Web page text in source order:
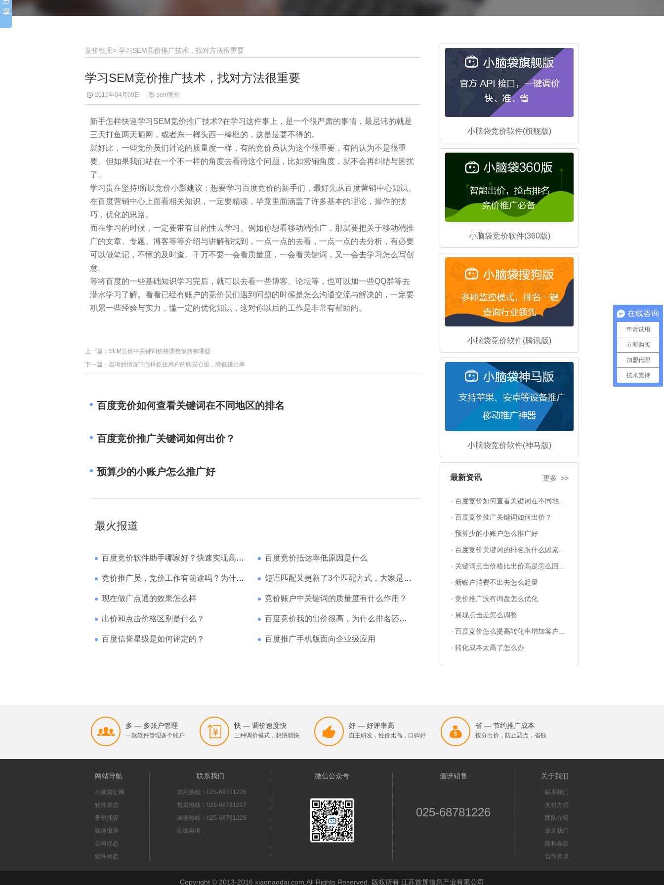
小脑袋竞价软件(旗舰版)
小脑袋竞价软件(360版)
小脑袋竞价软件(腾讯版)
小脑袋竞价软件(神马版)
最新资讯 更多 >>
百度竞价如何查看关键词在不同地...
百度竞价推广关键词如何出价？
预算少的小账户怎么推广好
百度竞价关键词的排名跟什么因素...
关键词点击价格比出价高是怎么回...
新账户消费不出去怎么起量
竞价推广没有询盘怎么优化
展现点击差怎么调整
百度竞价怎么提高转化率增加客户...
转化成本太高了怎么办
竞价智库> 学习SEM竞价推广技术，找对方法很重要
学习SEM竞价推广技术，找对方法很重要
2019年04月09日 sem竞价
新手怎样快速学习SEM竞价推广技术?在学习这件事上，是一个很严肃的事情，最忌讳的就是
三天打鱼两天晒网，或者东一榔头西一棒槌的，这是最要不得的。
就好比，一些竞价员们讨论的质量度一样，有的竞价员认为这个很重要，有的认为不是很重
要。但如果我们站在一个不一样的角度去看待这个问题，比如营销角度，就不会再纠结与困扰
了。
学习贵在坚持!所以竞价小影建议：想要学习百度竞价的新手们，最好先从百度营销中心知识。
在百度营销中心上面看相关知识，一定要精读，毕竟里面涵盖了许多基本的理论，操作的技
巧，优化的思路。
而在学习的时候，一定要带有目的性去学习。例如你想看移动端推广，那就要把关于移动端推
广的文章、专题、博客等等介绍与讲解都找到，一点一点的去看，一点一点的去分析，有必要
可以做笔记，不懂的及时查。千万不要一会看质量度，一会看关键词，又一会去学习怎么写创
意。
等将百度的一些基础知识学习完后，就可以去看一些博客、论坛等，也可以加一些QQ群等去
潜水学习了解。看看已经有账户的竞价员们遇到问题的时候是怎么沟通交流与解决的，一定要
积累一些经验与实力，懂一定的优化知识，这对你以后的工作是非常有帮助的。
上一篇： SEM竞价中关键词价格调整策略有哪些
下一篇： 咨询的情况下怎样抓住用户的购买心里，降低跳出率
百度竞价如何查看关键词在不同地区的排名
百度竞价推广关键词如何出价？
预算少的小账户怎么推广好
最火报道
百度竞价软件助手哪家好？快速实现高回报哪家强？ 百度竞价抵达率低原因是什么
竞价推广员，竞价工作有前途吗？为什么待遇那么高 短语匹配又更新了3个匹配方式，大家是如何理解的
现在做广点通的效果怎么样 竞价账户中关键词的质量度有什么作用？
出价和点击价格区别是什么？ 百度竞价我的出价很高，为什么排名还是靠后
百度信誉星级是如何评定的？ 百度推广手机版面向企业级应用
多 — 多账户管理
一款软件管理多个账户
快 — 调价速度快
三种调价模式，想快就快
好 — 好评率高
自主研发，性价比高，口碑好
省 — 节约推广成本
按分出价，防止恶点，省钱
网站导航
小脑袋官网
软件资质
竞价托管
媒体报道
公司动态
软件动态
联系我们
试用热线：025-68781226
售后热线：025-68781227
渠道热线：025-68781226
在线咨询：
微信公众号 值班销售
025-68781226
关于我们
联系我们
支付方式
团队介绍
加入我们
隐私条款
合作资质
Copyright © 2013-2016 xiaonaodai.com,All Rights Reserved. 版权所有 江苏首屏信息产业有限公司
在线咨询
申请试用
立即购买
加盟代理
技术支持